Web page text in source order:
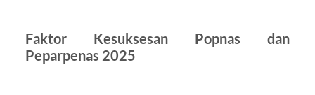
Faktor Kesuksesan Popnas dan
Peparpenas 2025